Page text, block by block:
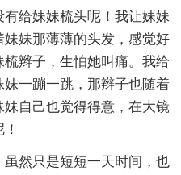
给妹妹梳头呢！我让妹妹
妹那薄薄的头发，感觉好
辫子，生怕她叫痛。我给
一蹦一跳，那辫子也随着
自己也觉得得意，在大镜
然只是短短一天时间，也